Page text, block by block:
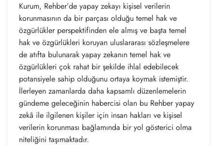
Kurum, Rehber’de yapay zekayı kişisel verilerin
korunmasının da bir parçası olduğu temel hak ve
özgürlükler perspektifinden ele almış ve başta temel
hak ve özgürlükleri koruyan uluslararası sözleşmelere
de atıfta bulunarak yapay zekanın temel hak ve
özgürlükleri çok rahat bir şekilde ihlal edebilecek
potansiyele sahip olduğunu ortaya koymak istemiştir.
İlerleyen zamanlarda daha kapsamlı düzenlemelerin
gündeme geleceğinin habercisi olan bu Rehber yapay
zekâ ile ilgilenen kişiler için insan hakları ve kişisel
verilerin korunması bağlamında bir yol gösterici olma
niteliğini taşımaktadır.